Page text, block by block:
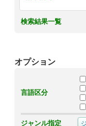
検索結果一覧
オプション
言語区分
ジャンル指定